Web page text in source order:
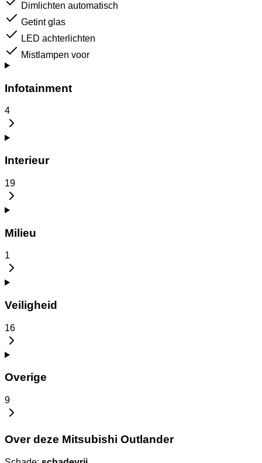
Dimlichten automatisch
Getint glas
LED achterlichten
Mistlampen voor
Infotainment
4
Interieur
19
Milieu
1
Veiligheid
16
Overige
9
Over deze Mitsubishi Outlander